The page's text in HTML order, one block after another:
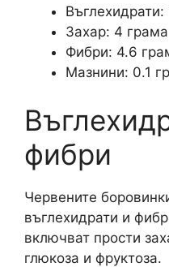
Въглехидрати:
Захар: 4 грама
Фибри: 4.6
Мазнини: 0.1
фибри
Червените
въглехидрати и
включват прости
глюкоза и фруктоза.